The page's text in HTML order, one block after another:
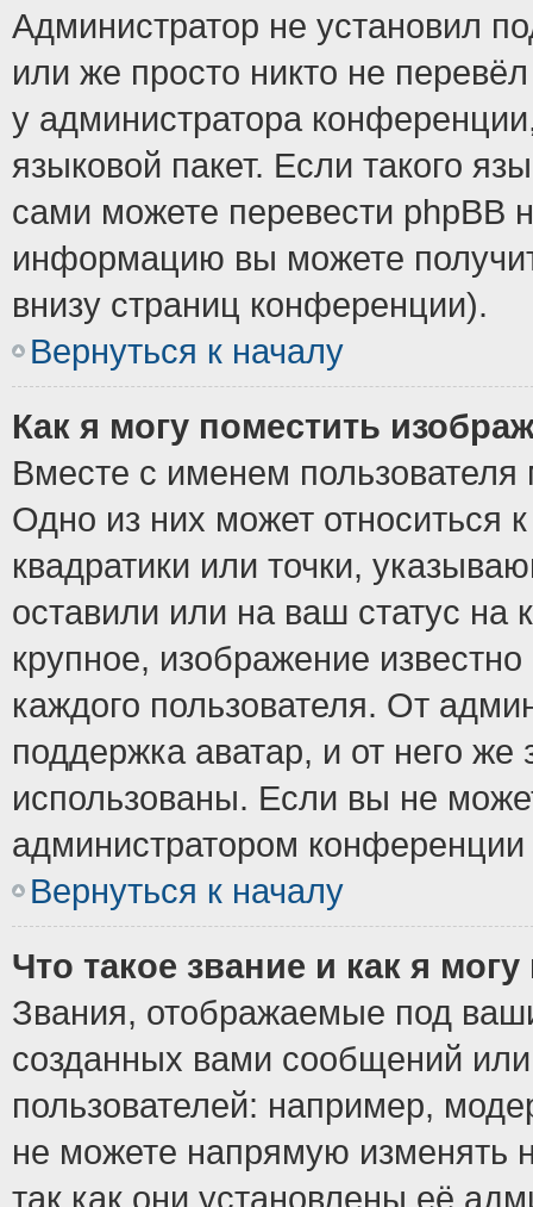
Администратор не установил
или же просто никто не
у администратора
языковой пакет. Если такого
сами можете перевести phpBB
информацию вы можете
внизу страниц конференции).
Вернуться к началу
Как я могу поместить
Вместе с именем пользователя
Одно из них может относиться
квадратики или точки,
оставили или на ваш статус
крупное, изображение
каждого пользователя. От
поддержка аватар, и от него же
использованы. Если вы не
администратором
Вернуться к началу
Что такое звание и как я
Звания, отображаемые под
созданных вами сообщений
пользователей: например,
не можете напрямую изменять
так как они установлены её